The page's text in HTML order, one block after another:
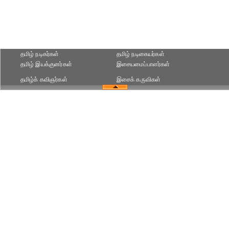
தமிழ் நடிகர்கள்
தமிழ் நடிகையர்கள்
தமிழ் இயக்குனர்கள்
இசையமைப்பாளர்கள்
தமிழ்க் கவிஞர்கள் இசைக் கருவிகள்